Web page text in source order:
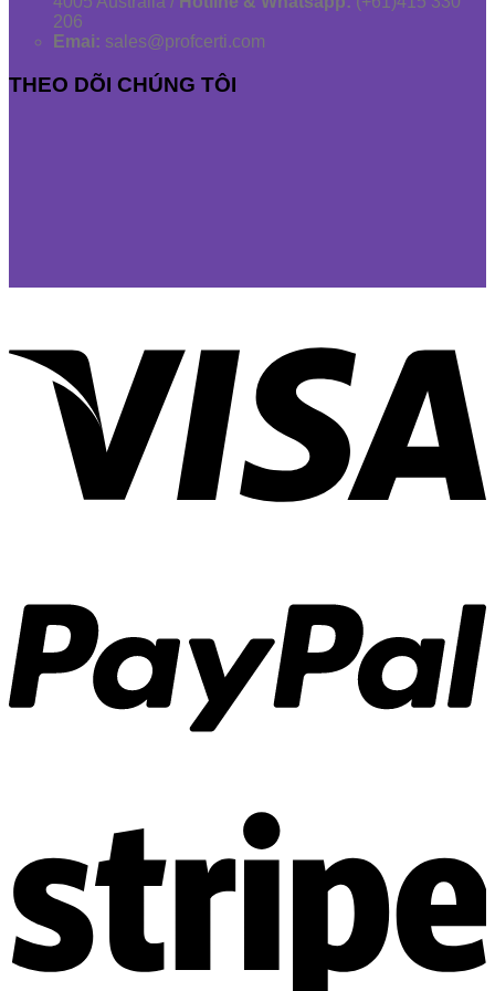
206
Emai: sales@profcerti.com
THEO DÕI CHÚNG TÔI